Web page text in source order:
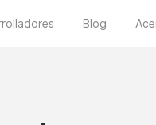
Blog